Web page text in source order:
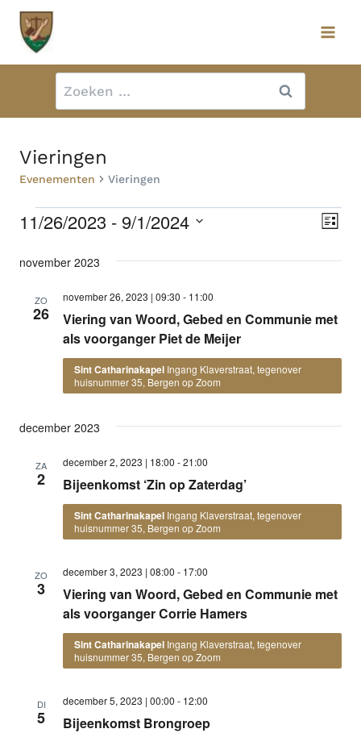
Doorgaan
naar
Zoeken
naar:
Vieringen
Evenementen Vieringen
Evenementen Lijst
11/26/2023 - 9/1/2024
een
datum.
november 2023
ZO
26
Viering van Woord, Gebed en Communie met
als voorganger Piet de Meijer
november 26, 2023 | 09:30 - 11:00
Sint Catharinakapel Ingang Klaverstraat, tegenover
huisnummer 35, Bergen op Zoom
december 2023
ZA
2 Bijeenkomst ‘Zin op Zaterdag’
december 2, 2023 | 18:00 -21:00
Sint Catharinakapel Ingang Klaverstraat, tegenover
huisnummer 35, Bergen op Zoom
ZO
3
Viering van Woord, Gebed en Communie met
als voorganger Corrie Hamers
december 3, 2023 | 08:00 - 17:00
Sint Catharinakapel Ingang Klaverstraat, tegenover
huisnummer 35, Bergen op Zoom
DI
5 Bijeenkomst Brongroep
december 5, 2023 | 00:00 - 12:00